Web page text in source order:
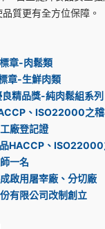
質更有全方位保障。
章-肉鬆類
章-生鮮肉類
精品獎-純肉鬆組系列
、ISO22000之
廠登記證
HACCP、ISO22000
一名
啟用屠宰廠、分切廠
有限公司改制創立